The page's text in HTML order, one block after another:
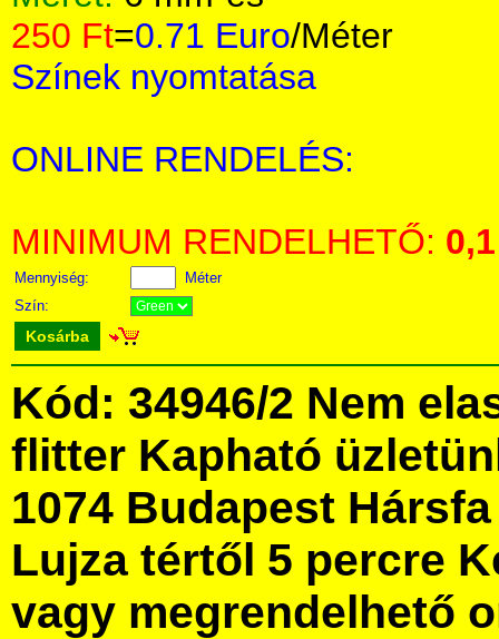
250 Ft=0.71 Euro/Méter
Színek nyomtatása
ONLINE RENDELÉS:
MINIMUM RENDELHETŐ: 0,1
Mennyiség:
Méter
Szín:
Kosárba
Kód: 34946/2 Nem
flitter Kapható
1074 Budapest
Lujza tértől 5 percre
vagy megrendelhető